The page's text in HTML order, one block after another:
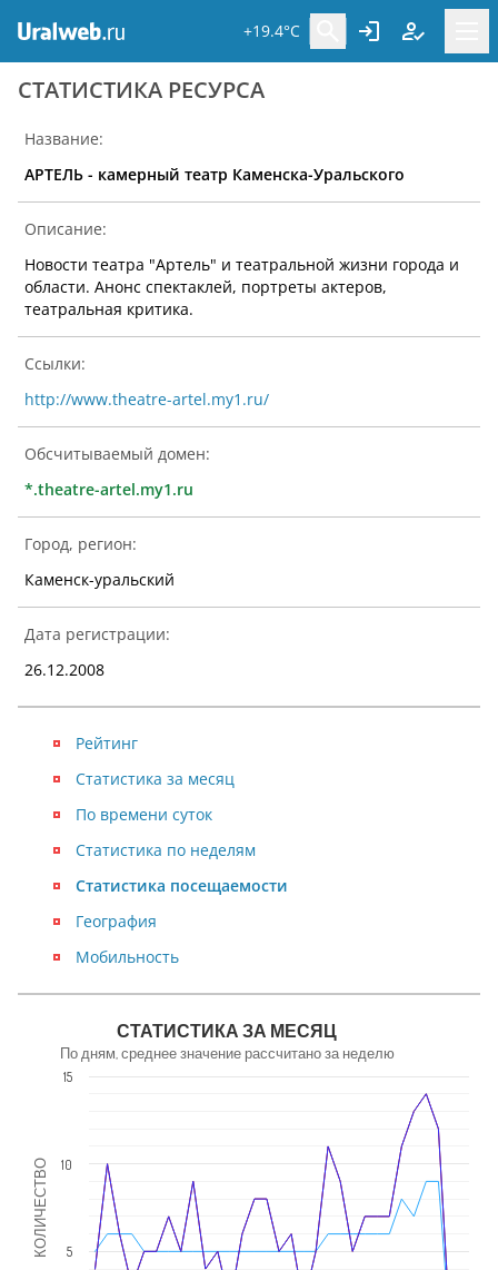
+19.4°C
CТАТИСТИКА РЕСУРСА
Название:
АРТЕЛЬ - камерный театр Каменска-Уральского
Описание:
Новости театра "Артель" и театральной жизни города и
области. Анонс спектаклей, портреты актеров,
театральная критика.
Ссылки:
http://www.theatre-artel.my1.ru/
Обсчитываемый домен:
*.theatre-artel.my1.ru
Город, регион:
Каменск-уральский
Дата регистрации:
26.12.2008
Рейтинг
Статистика посещаемости
Статистика за месяц
География
По времени суток
Мобильность
Статистика по неделям
КОЛИЧЕСТВО
СТАТИСТИКА ЗА МЕСЯЦ
По дням, среднее значение рассчитано за неделю
5
10
15